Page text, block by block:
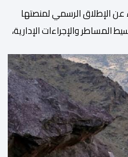
عن الإطلاق الرسمي لمنصتها
المساطر والإجراءات الإدارية،
الوطنية. وذكر بلاغ للهيئة أن
الرامية إلى التحديث
في […]